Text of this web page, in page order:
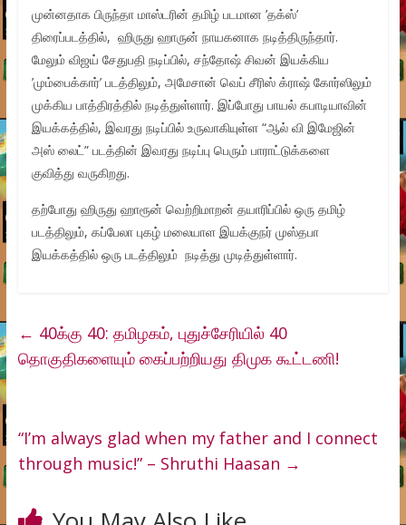
முன்னதாக பிருந்தா மாஸ்டரின் தமிழ் படமான ’தக்ஸ்’
திரைப்படத்தில், ஹிருது ஹாருன் நாயகனாக நடித்திருந்தார்.
மேலும் விஜய் சேதுபதி நடிப்பில், சந்தோஷ் சிவன் இயக்கிய
’மும்பைக்கார்’ படத்திலும், அமேசான் வெப் சீரிஸ் க்ராஷ் கோர்ஸிலும்
முக்கிய பாத்திரத்தில் நடித்துள்ளார். இப்போது பாயல் கபாடியாவின்
இயக்கத்தில், இவரது நடிப்பில் உருவாகியுள்ள “ஆல் வி இமேஜின்
அஸ் லைட்” படத்தின் இவரது நடிப்பு பெரும் பாராட்டுக்களை
குவித்து வருகிறது.
தற்போது ஹிருது ஹாரூன் வெற்றிமாறன் தயாரிப்பில் ஒரு தமிழ்
படத்திலும், கப்பேலா புகழ் மலையாள இயக்குநர் முஸ்தபா
இயக்கத்தில் ஒரு படத்திலும் நடித்து முடித்துள்ளார்.
← 40க்கு 40: தமிழகம், புதுச்சேரியில் 40
தொகுதிகளையும் கைப்பற்றியது திமுக கூட்டணி!
“I’m always glad when my father and I connect
through music!” – Shruthi Haasan →